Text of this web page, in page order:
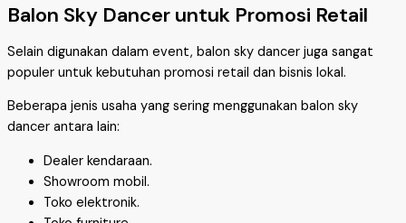
Balon Sky Dancer untuk Promosi Retail
Selain digunakan dalam event, balon sky dancer juga sangat
populer untuk kebutuhan promosi retail dan bisnis lokal.
Beberapa jenis usaha yang sering menggunakan balon sky
dancer antara lain:
Dealer kendaraan.
Showroom mobil.
Toko elektronik.